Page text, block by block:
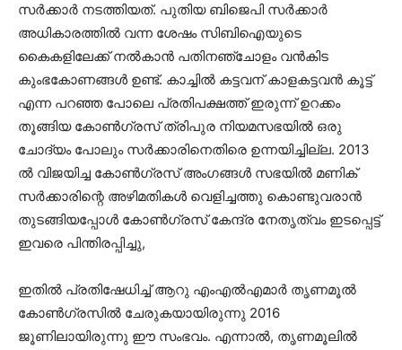
സര്‍ക്കാര്‍ നടത്തിയത്. പുതിയ ബിജെപി സര്‍ക്കാര്‍
അധികാരത്തില്‍ വന്ന ശേഷം സിബിഐയുടെ
കൈകളിലേക്ക് നല്‍കാന്‍ പതിനഞ്ചോളം വന്‍കിട
കുംഭകോണങ്ങള്‍ ഉണ്ട്. കാച്ചില്‍ കട്ടവന് കാളകട്ടവന്‍ കൂട്ട്
എന്ന പറഞ്ഞ പോലെ പ്രതിപക്ഷത്ത് ഇരുന്ന് ഉറക്കം
തൂങ്ങിയ കോണ്‍ഗ്രസ് ത്രിപുര നിയമസഭയില്‍ ഒരു
ചോദ്യം പോലും സര്‍ക്കാരിനെതിരെ ഉന്നയിച്ചില്ല. 2013
ല്‍ വിജയിച്ച കോണ്‍ഗ്രസ് അംഗങ്ങള്‍ സഭയില്‍ മണിക്
സര്‍ക്കാരിന്റെ അഴിമതികള്‍ വെളിച്ചത്തു കൊണ്ടുവരാന്‍
തുടങ്ങിയപ്പോള്‍ കോണ്‍ഗ്രസ് കേന്ദ്ര നേതൃത്വം ഇടപ്പെട്ട്
ഇവരെ പിന്തിരപ്പിച്ചു,
ഇതില്‍ പ്രതിഷേധിച്ച് ആറു എംഎല്‍എമാര്‍ തൃണമൂല്‍
കോണ്‍ഗ്രസില്‍ ചേരുകയായിരുന്നു 2016
ജൂണിലായിരുന്നു ഈ സംഭവം. എന്നാല്‍, തൃണമൂലില്‍